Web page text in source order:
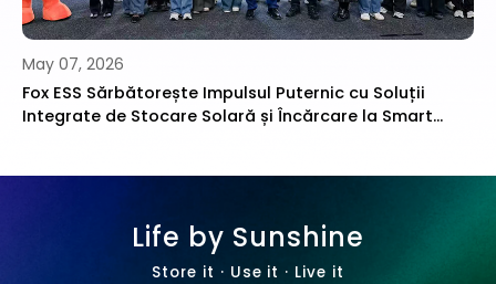
May 07, 2026
Fox ESS Sărbătorește Impulsul Puternic cu Soluții
Integrate de Stocare Solară și Încărcare la Smart
Life by Sunshine
Store it · Use it · Live it